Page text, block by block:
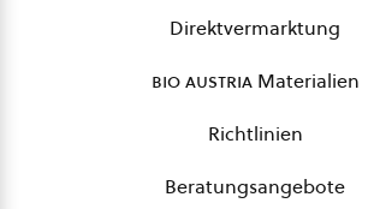
Direktvermarktung
bio austriaMaterialien
Richtlinien
Beratungsangebote